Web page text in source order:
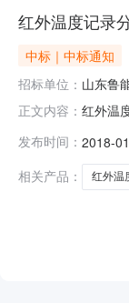
红外温度记录
中标｜中标通知
招标单位： 山东鲁
正文内容： 红外温
发布时间： 2018-
相关产品：
红外温